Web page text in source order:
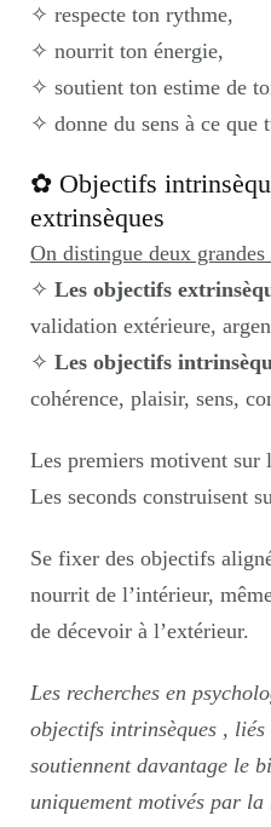
✧ respecte ton rythme,
✧ nourrit ton énergie,
✧ soutient ton estime de
✧ donne du sens à ce que
✿ Objectifs
extrinsèques
On distingue deux grandes
✧ Les objectifs
validation extérieure,
✧ Les objectifs
cohérence, plaisir, sens,
Les premiers motivent sur
Les seconds construisent
Se fixer des objectifs
nourrit de l’intérieur,
de décevoir à l’extérieur.
Les recherches en
objectifs intrinsèques , liés
soutiennent davantage le
uniquement motivés par